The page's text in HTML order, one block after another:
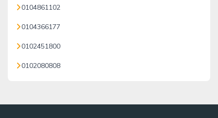
0104861102
0104366177
0102451800
0102080808